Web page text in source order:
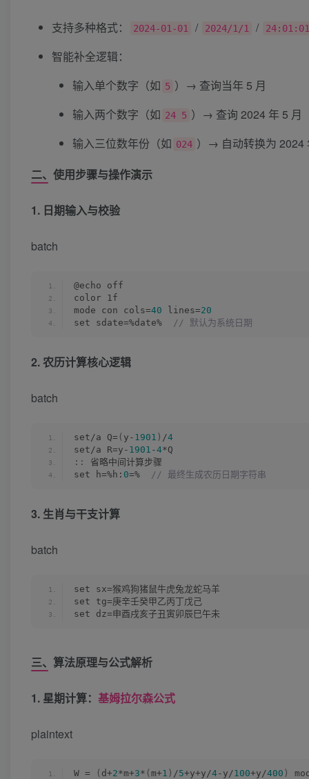
支持多种格式： 2024-01-01 / 2024/1/1 / 24:01:01
智能补全逻辑：
输入单个数字（如 5 ）→ 查询当年 5 月
输入两个数字（如 24 5 ）→ 查询 2024 年 5 月
输入三位数年份（如 024 ）→ 自动转换为 2024
二、使用步骤与操作演示
1. 日期输入与校验
batch
@echo off
color 1f
mode con cols=40 lines=20
set sdate=%date%
// 默认为系统日期
2. 农历计算核心逻辑
batch
set/a Q= ( y- 1901 ) /4
set/a R=y- 1901 -4*Q
::
省略中间计算步骤
set h=%h: 0=% // 最终生成农历日期字符串
3. 生肖与干支计算
batch
set sx=猴鸡狗猪鼠牛虎兔龙蛇马羊
set tg=庚辛壬癸甲乙丙丁戊己
set dz=申酉戌亥子丑寅卯辰巳午未
三、算法原理与公式解析
1. 星期计算： 基姆拉尔森公式
plaintext
W = ( d+2*m+3* ( m+1 ) /5+y+y/4-y/100+y/400 )